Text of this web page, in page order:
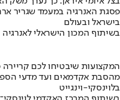
פסגת האנרגיה במעמד שגריר
בישראל ובעולם
בשיתוף המכון הישראלי לאנרגיה
המקצועות שיבטיחו לכם
מהסבת אקדמאים ועד מדעי
בלוינסקי-וינגייט